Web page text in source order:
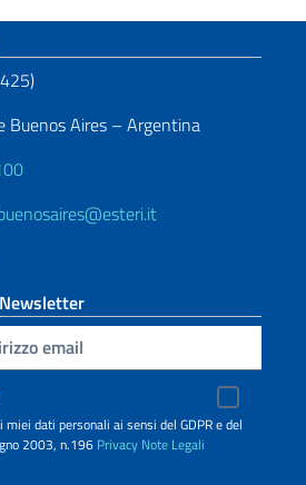
Buenos Aires – Argentina
dati personali ai sensi del GDPR e del
2003, n.196 Privacy Note Legali